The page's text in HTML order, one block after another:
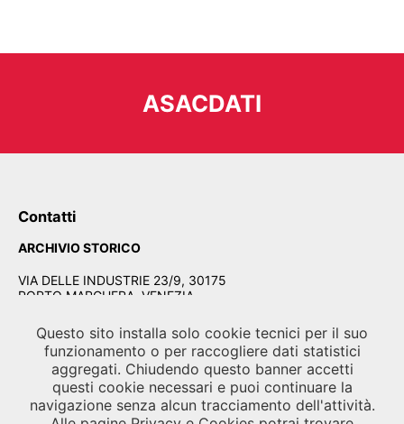
ASACDATI
Contatti
ARCHIVIO STORICO
VIA DELLE INDUSTRIE 23/9, 30175
PORTO MARGHERA, VENEZIA
Fax041 5218747
segreteria.asac@labiennale.org-
consultazione.asac@labiennale.org
BIBLIOTECA DELLA BIENNALE
Questo sito installa solo cookie tecnici per il suo
funzionamento o per raccogliere dati statistici
aggregati. Chiudendo questo banner accetti
questi cookie necessari e puoi continuare la
navigazione senza alcun tracciamento dell'attività.